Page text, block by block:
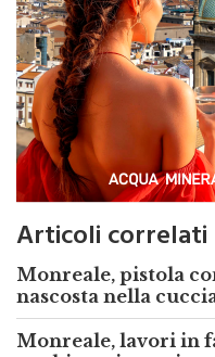
Articoli correlati
Monreale, pistola
nascosta nella